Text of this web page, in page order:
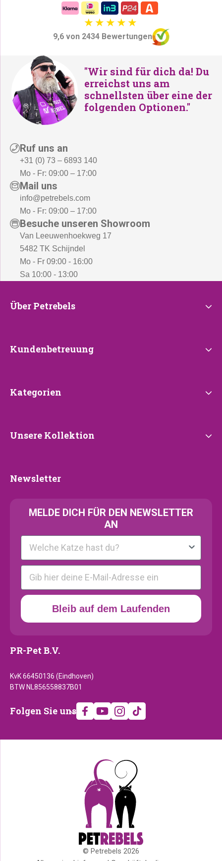
9,6 von 2434 Bewertungen
"Wir sind für dich da! Du
erreichst uns am
schnellsten über eine der
folgenden Optionen."
Ruf uns an
+31 (0) 73 – 6893 140
Mo - Fr: 09:00 – 17:00
Mail uns
info@petrebels.com
Mo - Fr: 09:00 – 17:00
Besuche unseren Showroom
Van Leeuwenhoekweg 17
5482 TK Schijndel
Mo - Fr 09:00 - 16:00
Sa 10:00 - 13:00
Über
Über Petrebels
Kundenbetreuung
Kundenbetreuung
Kategorien
Kategorien
Unsere
Unsere Kollektion
Newsletter
Newsletter
MELDE DICH FÜR DEN NEWSLETTER
AN
Kattenras
E-mail
Bleib auf dem Laufenden
PR-Pet B.V.
KvK 66450136 (Eindhoven)
BTW NL856558837B01
Folgen
uns
Folgen Sie uns
© Petrebels 2026